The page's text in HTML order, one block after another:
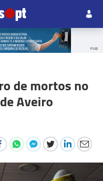
PUB
de mortos no
Aveiro